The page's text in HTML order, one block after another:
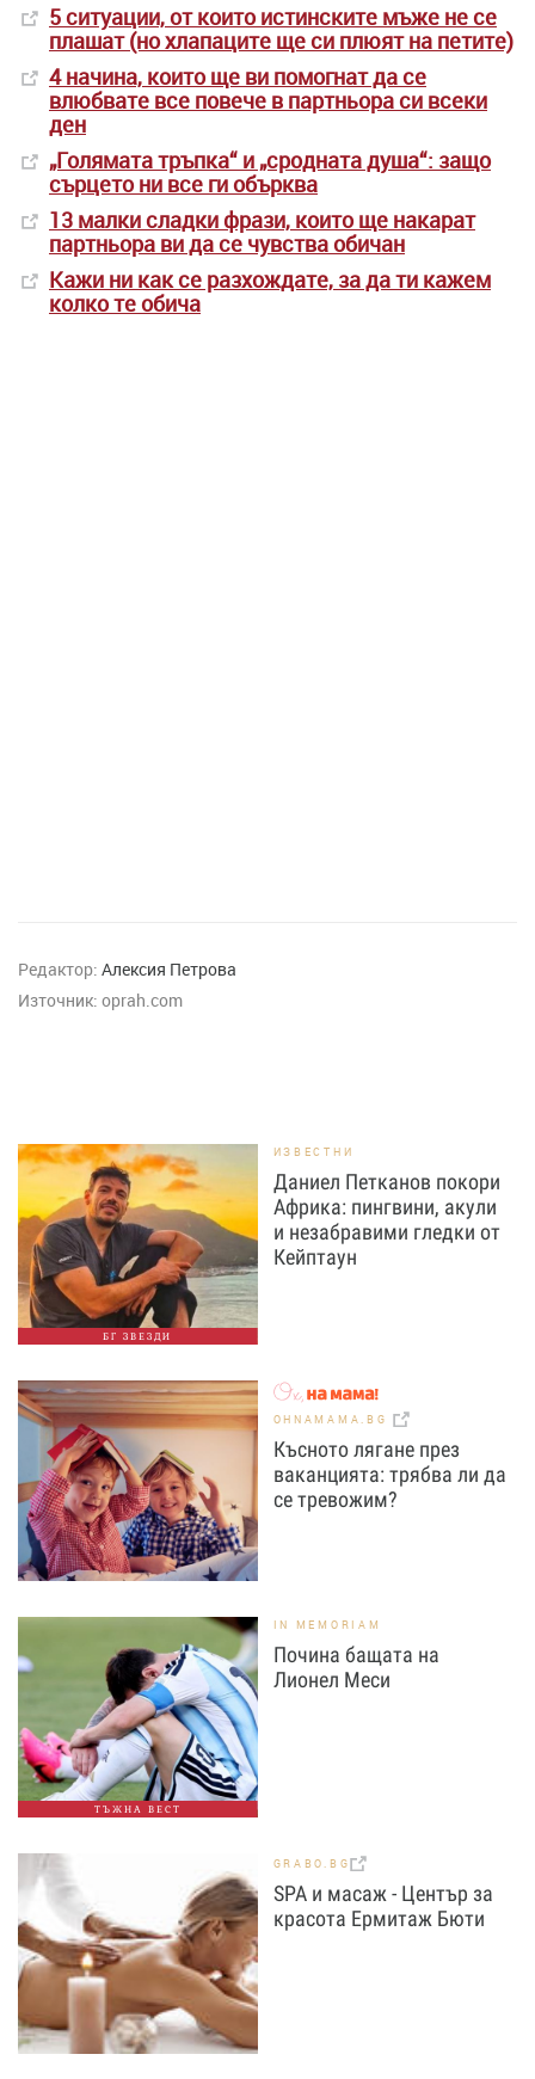
5 ситуации, от които истинските мъже не се
плашат (но хлапаците ще си плюят на петите)
4 начина, които ще ви помогнат да се
влюбвате все повече в партньора си всеки
ден
„Голямата тръпка“ и „сродната душа“: защо
сърцето ни все ги обърква
13 малки сладки фрази, които ще накарат
партньора ви да се чувства обичан
Кажи ни как се разхождате, за да ти кажем
колко те обича
Редактор: Алексия Петрова
Източник: oprah.com
БГ ЗВЕЗДИ
ИЗВЕСТНИ
Даниел Петканов покори
Африка: пингвини, акули
и незабравими гледки от
Кейптаун
OHNAMAMA.BG
Късното лягане през
ваканцията: трябва ли да
се тревожим?
ТЪЖНА ВЕСТ
IN MEMORIAM
Почина бащата на
Лионел Меси
GRABO.BG
SPA и масаж - Център за
красота Ермитаж Бюти